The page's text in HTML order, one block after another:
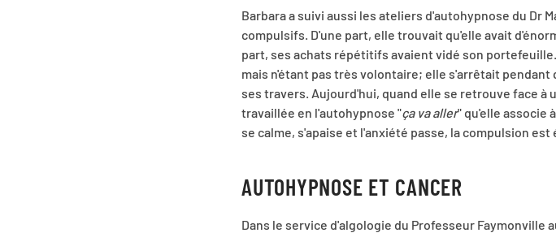
Barbara a suivi aussi les ateliers d'autohypnose du Dr
compulsifs. D'une part, elle trouvait qu'elle avait
part, ses achats répétitifs avaient vidé son
mais n'étant pas très volontaire; elle s'arrêtait
ses travers. Aujourd'hui, quand elle se retrouve face
travaillée en l'autohypnose "ça va aller" qu'elle associe
se calme, s'apaise et l'anxiété passe, la compulsion est
AUTOHYPNOSE ET CANCER
Dans le service d'algologie du Professeur Faymonville